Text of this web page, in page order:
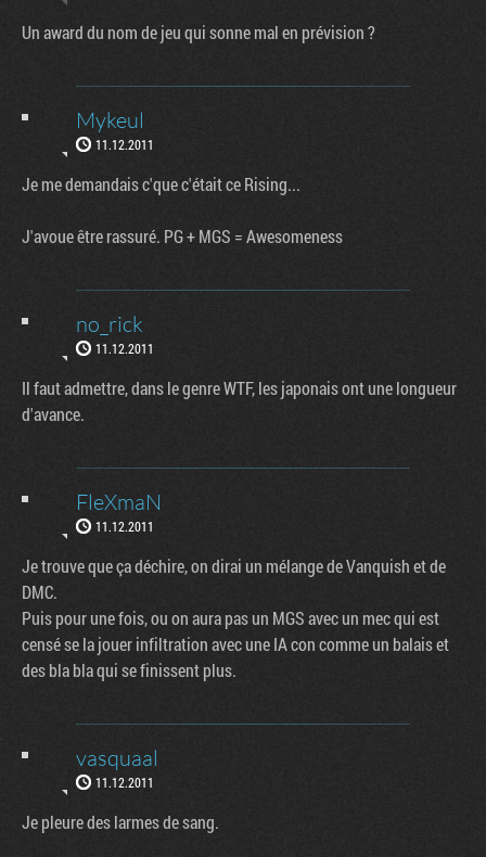
Un award du nom de jeu qui sonne mal en prévision ?
Mykeul
11.12.2011
Je me demandais c'que c'était ce Rising...
J'avoue être rassuré. PG + MGS = Awesomeness
no_rick
11.12.2011
Il faut admettre, dans le genre WTF, les japonais ont une longueur
d'avance.
FleXmaN
11.12.2011
Je trouve que ça déchire, on dirai un mélange de Vanquish et de
DMC.
Puis pour une fois, ou on aura pas un MGS avec un mec qui est
censé se la jouer infiltration avec une IA con comme un balais et
des bla bla qui se finissent plus.
vasquaal
11.12.2011
Je pleure des larmes de sang.